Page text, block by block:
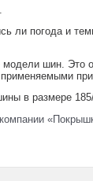
ли погода и
шин. Это
в размере